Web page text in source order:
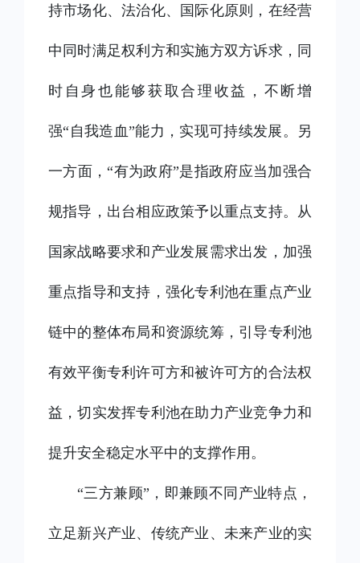
持市场化、法治化、国际化原则，在经营
中同时满足权利方和实施方双方诉求，同
时自身也能够获取合理收益，不断增
强“自我造血”能力，实现可持续发展。另
一方面，“有为政府”是指政府应当加强合
规指导，出台相应政策予以重点支持。从
国家战略要求和产业发展需求出发，加强
重点指导和支持，强化专利池在重点产业
链中的整体布局和资源统筹，引导专利池
有效平衡专利许可方和被许可方的合法权
益，切实发挥专利池在助力产业竞争力和
提升安全稳定水平中的支撑作用。
“三方兼顾”，即兼顾不同产业特点，
立足新兴产业、传统产业、未来产业的实